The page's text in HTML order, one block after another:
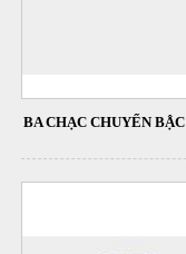
BA CHẠC CHUYỂN BẬC